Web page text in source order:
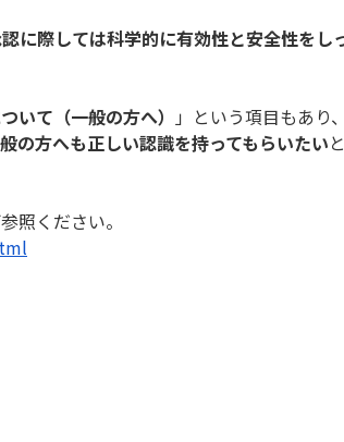
に際しては科学的に有効性と安全性をし
いて（一般の方へ） 」という項目もあり、
般の方へも正しい認識を持ってもらいたい
照ください。